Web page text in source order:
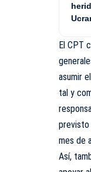
El CPT
asumir
tal y
previsto
mes de
Así,